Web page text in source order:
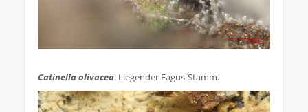
Catinella olivacea: Liegender Fagus-Stamm.